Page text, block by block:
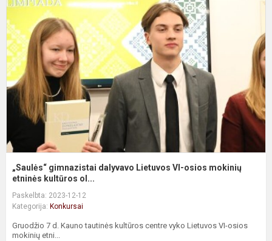
„Saulės“ gimnazistai dalyvavo Lietuvos VI-osios mokinių
etninės kultūros ol...
Paskelbta: 2023-12-12
Kategorija: Konkursai
Gruodžio 7 d. Kauno tautinės kultūros centre vyko Lietuvos VI-osios
mokinių etni...